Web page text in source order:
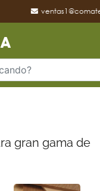
gran gama de